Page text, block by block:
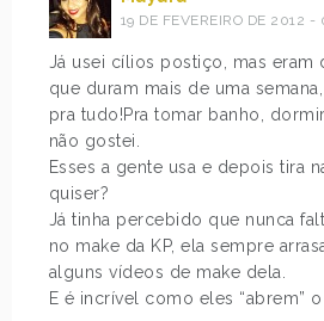
19 DE FEVEREIRO DE 2012 -
Já usei cílios postiço, mas eram
que duram mais de uma
pra tudo!Pra tomar banho,
não gostei.
Esses a gente usa e depois tira
quiser?
Já tinha percebido que nunca
no make da KP, ela sempre
alguns vídeos de make dela.
E é incrível como eles “abrem”